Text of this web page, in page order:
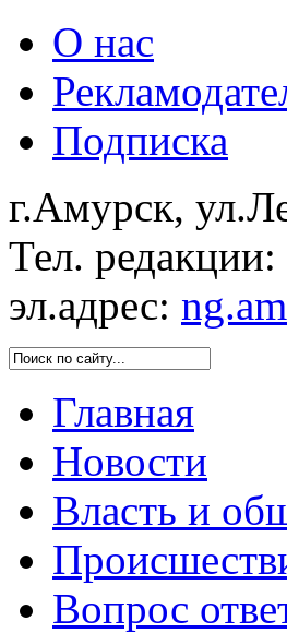
О нас
Подписка
г.Амурск,
Тел. редакции:
эл.адрес:
Главная
Новости
Власть и
Вопрос